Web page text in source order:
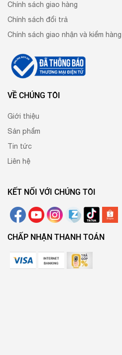
Chính sách giao hàng
Chính sách đổi trả
Chính sách giao nhận và kiểm hàng
VỀ CHÚNG TÔI
Giới thiệu
Sản phẩm
Tin tức
Liên hệ
KẾT NỐI VỚI CHÚNG TÔI
CHẤP NHẬN THANH TOÁN